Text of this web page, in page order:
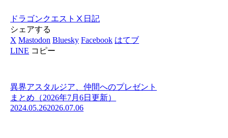
ドラゴンクエストⅩ 日記
シェアする
X Mastodon Bluesky Facebook はてブ
LINE コピー
異界アスタルジア、仲間へのプレゼント
まとめ（2026年7月6日更新）
2024.05.262026.07.06